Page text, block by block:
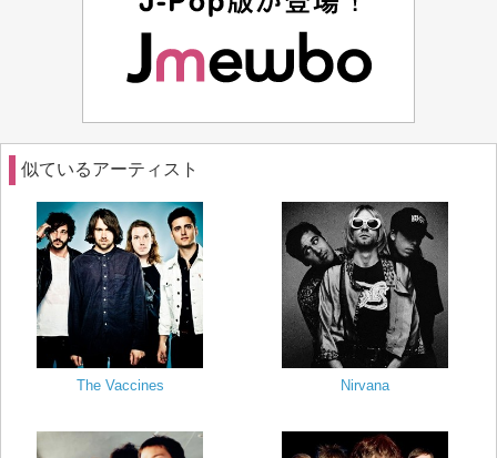
似ているアーティスト
The Vaccines Nirvana